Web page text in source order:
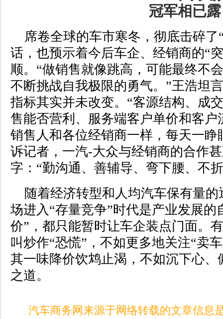
席卷全球的车市寒冬，彻底击碎了
话，也预示着今后车企、经销商的“
顺。“做销售就像跳高，可能最终不
不断挑战自我极限的勇气。”王浩坦
指标其实并未改变。“客源结构、成
售能否营利、服务端客户单价和客
销售人和各位经销商一样，每天一睁
诉记者，一汽-大众与经销商的合作
字：“勤沟通、善辅导、弯下腰、不
随着经济转型和人均汽车保有量的
场进入“存量竞争”时代是产业发展的
价”，都只能暂时让车企装点门面。
叫炒作“恐慌”，不如更多地关注“卖
其一味降价饮鸩止渴，不如沉下心
之道。
汽车商务网来源于网络转载的文章信息